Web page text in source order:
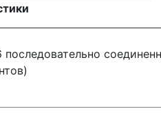
последовательно